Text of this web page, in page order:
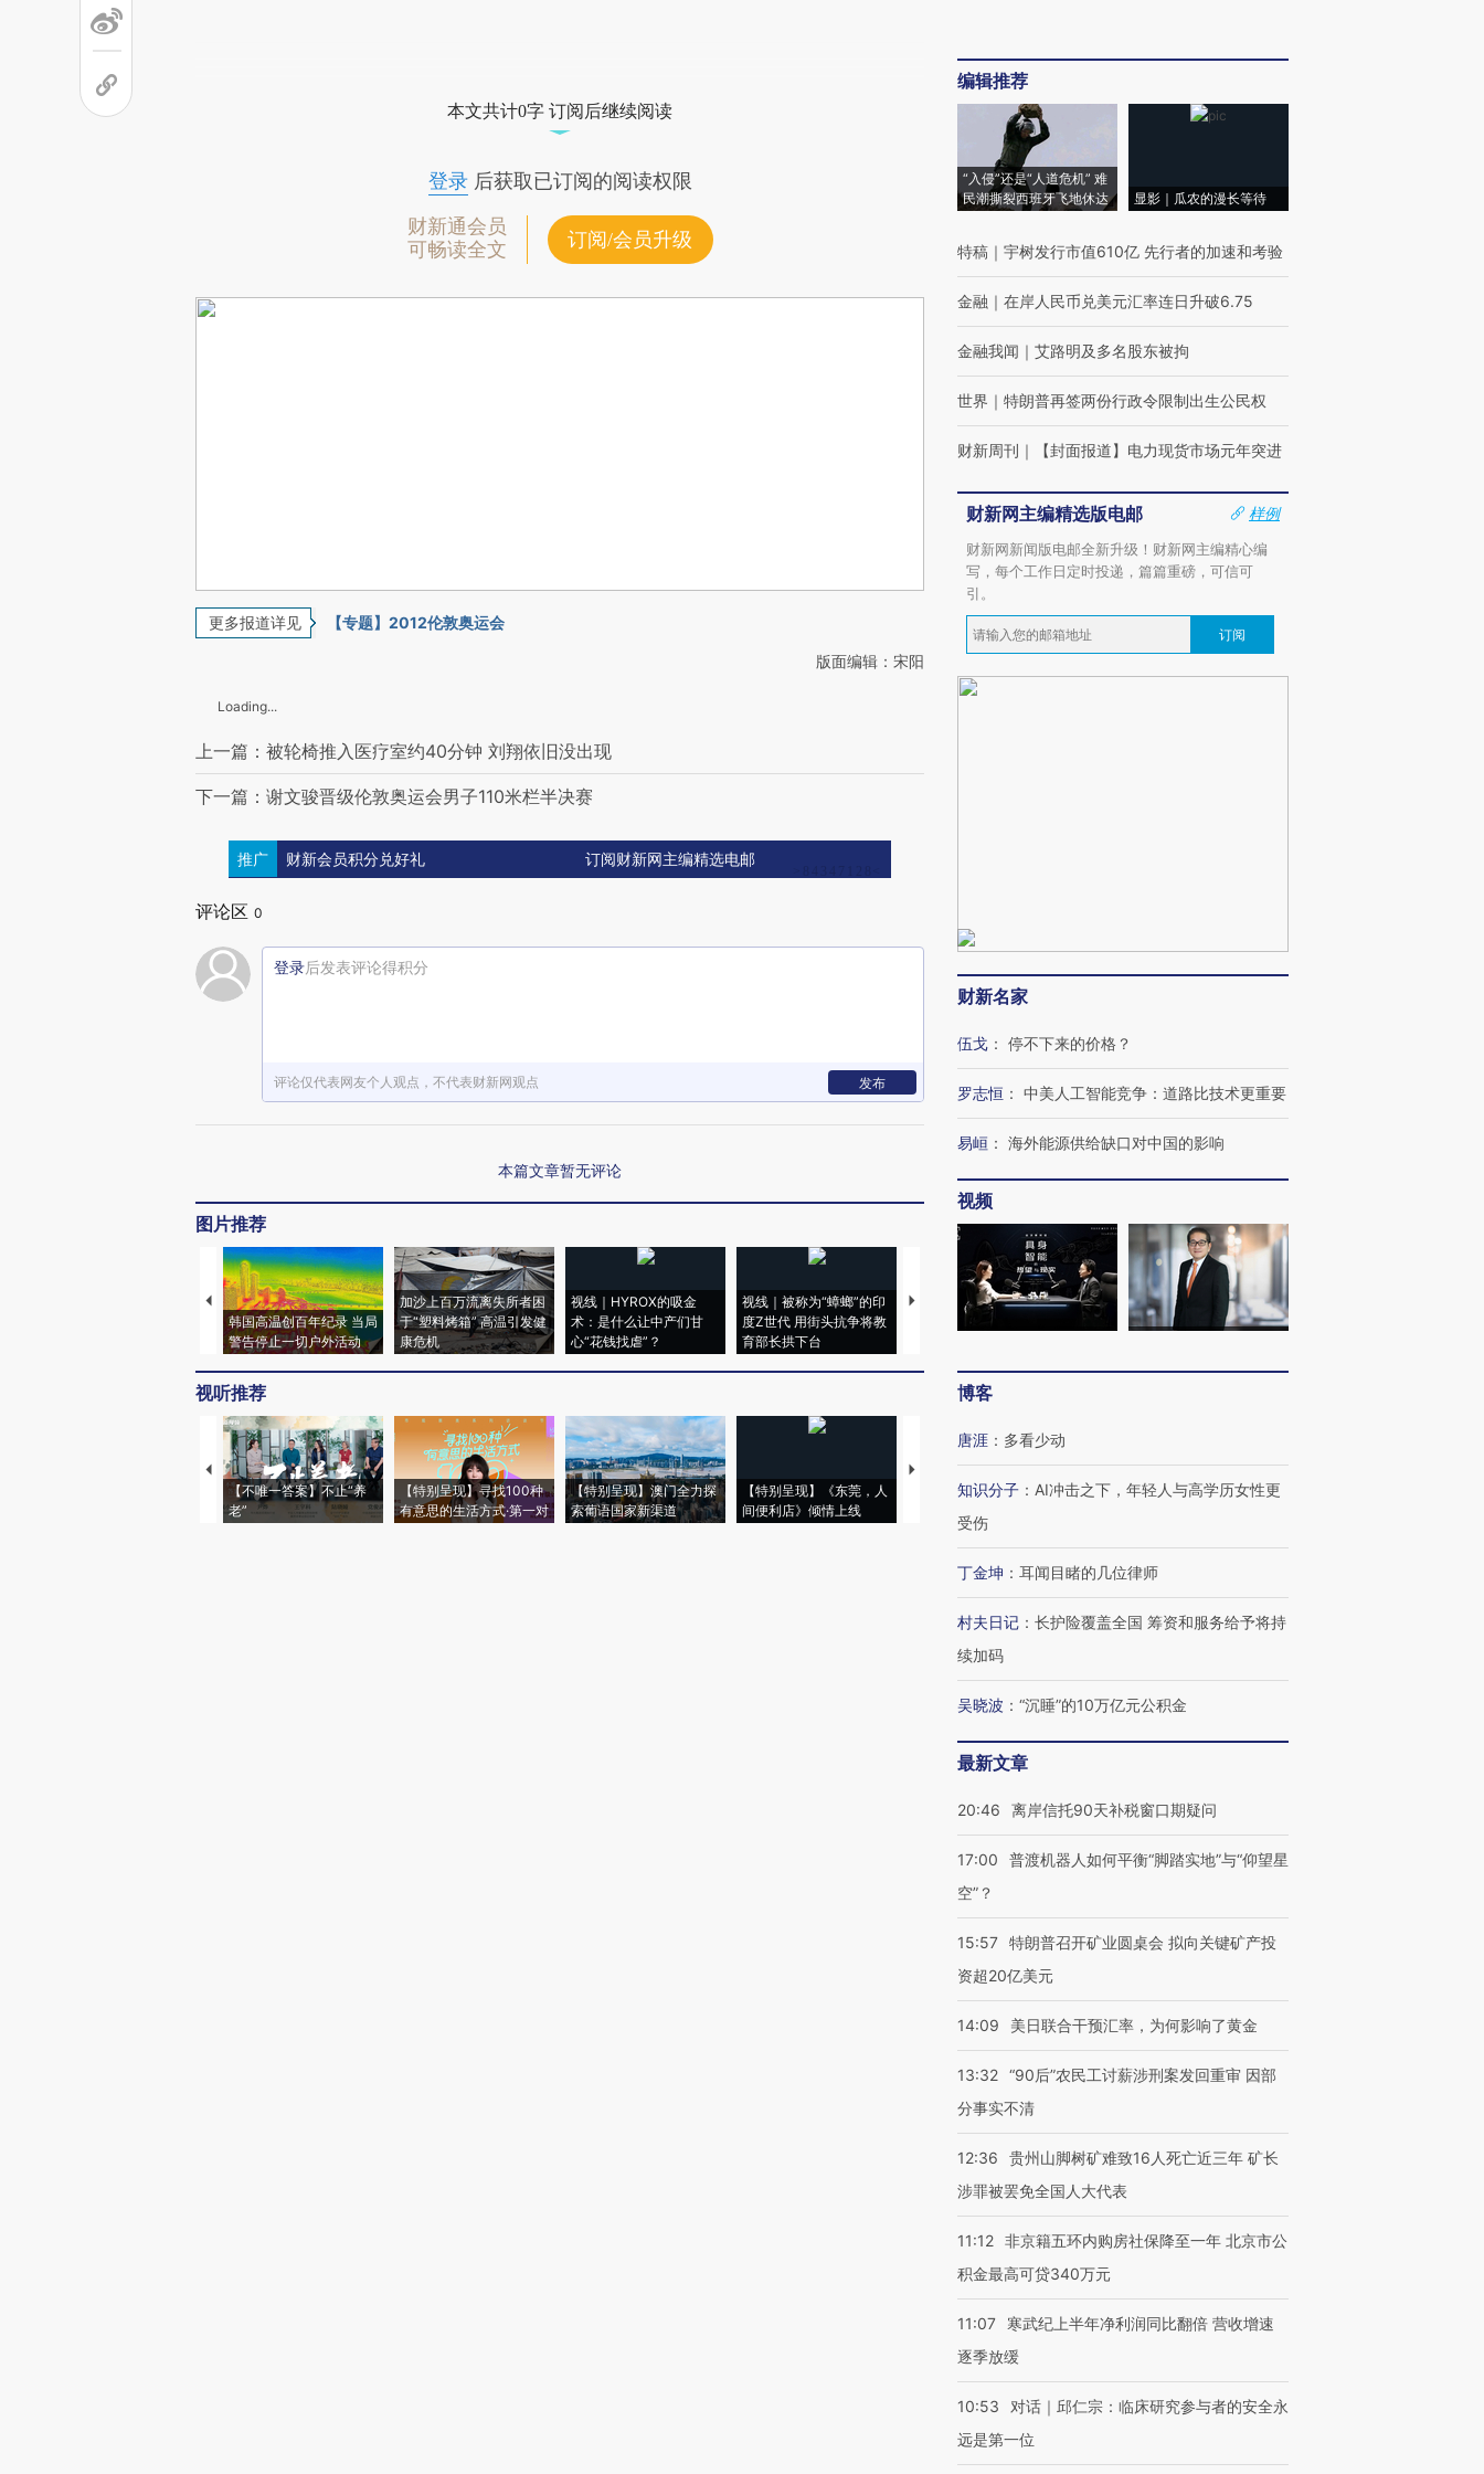
本文共计0字 订阅后继续阅读
登录后获取已订阅的阅读权限
财新通会员
可畅读全文
订阅/会员升级
更多报道详见 【专题】2012伦敦奥运会
版面编辑：宋阳
Loading...
上一篇：被轮椅推入医疗室约40分钟 刘翔依旧没出现
下一篇：谢文骏晋级伦敦奥运会男子110米栏半决赛
推广 财新会员积分兑好礼 订阅财新网主编精选电邮
评论区 0
登录后发表评论得积分
评论仅代表网友个人观点，不代表财新网观点 发布
本篇文章暂无评论
图片推荐
韩国高温创百年纪录 当局
警告停止一切户外活动
加沙上百万流离失所者困
于“塑料烤箱” 高温引发健
康危机
视线｜HYROX的吸金
术：是什么让中产们甘
心“花钱找虐”？
视线｜被称为“蟑螂”的印
度Z世代 用街头抗争将教
育部长拱下台
视线｜“入侵”还是“人道危
机”？难民潮撕裂西班牙
湖北宜昌局部短时降雨
128毫米 紧急转移近
哈尔滨遭遇短时极端强降
雨 3小时累计雨量超80毫
视听推荐
【不唯一答案】不止“养
老”
【特别呈现】寻找100种
有意思的生活方式·第一对
【特别呈现】澳门全力探
索葡语国家新渠道
【特别呈现】《东莞，人
间便利店》倾情上线
【推广】走进第四届链博
会，让数智科技“链”接产
【特别呈现】寻找100种
【商旅对话】华住集团
CFO：不靠规模取胜，华
编辑推荐
“入侵”还是“人道危机” 难
民潮撕裂西班牙飞地休达
显影｜瓜农的漫长等待
特稿 ｜ 宇树发行市值610亿 先行者的加速和考验
金融 ｜ 在岸人民币兑美元汇率连日升破6.75
金融我闻 ｜ 艾路明及多名股东被拘
世界 ｜ 特朗普再签两份行政令限制出生公民权
财新周刊 ｜ 【封面报道】电力现货市场元年突进
财新网主编精选版电邮
样例
财新网新闻版电邮全新升级！财新网主编精心编
写，每个工作日定时投递，篇篇重磅，可信可
引。
订阅
财新名家
伍戈 ： 停不下来的价格？
罗志恒 ： 中美人工智能竞争：道路比技术更重要
易峘 ： 海外能源供给缺口对中国的影响
视频
博客
唐涯 ： 多看少动
知识分子 ： AI冲击之下，年轻人与高学历女性更
受伤
丁金坤 ： 耳闻目睹的几位律师
村夫日记 ： 长护险覆盖全国 筹资和服务给予将持
续加码
吴晓波 ： “沉睡”的10万亿元公积金
最新文章
20:46 离岸信托90天补税窗口期疑问
17:00
普渡机器人如何平衡“脚踏实地”与“仰望星
空”？
15:57 特朗普召开矿业圆桌会 拟向关键矿产投
资超20亿美元
14:09 美日联合干预汇率，为何影响了黄金
13:32 “90后”农民工讨薪涉刑案发回重审 因部
分事实不清
12:36
贵州山脚树矿难致16人死亡近三年 矿长
涉罪被罢免全国人大代表
11:12 非京籍五环内购房社保降至一年 北京市公
积金最高可贷340万元
11:07
寒武纪上半年净利润同比翻倍 营收增速
逐季放缓
10:53
对话｜邱仁宗：临床研究参与者的安全永
远是第一位